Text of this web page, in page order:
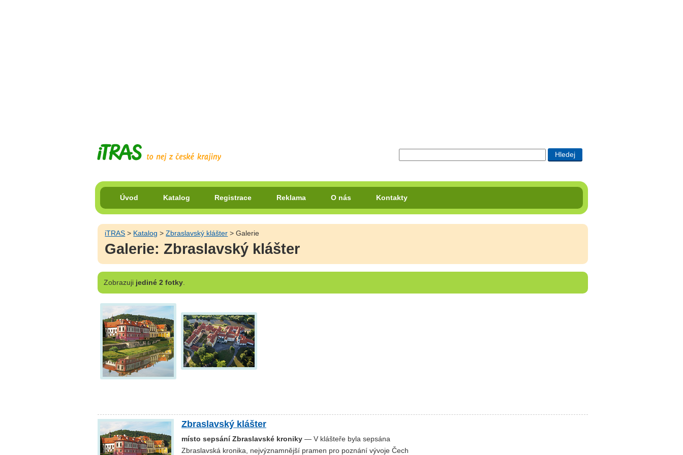
Úvod Katalog Registrace Reklama O nás Kontakty
iTRAS > Katalog >Zbraslavský klášter > Galerie
Galerie: Zbraslavský klášter
Zobrazuji jediné 2 fotky.
Zbraslavský klášter
místo sepsání Zbraslavské kroniky — V klášteře byla sepsána
Zbraslavská kronika, nejvýznamnější pramen pro poznání vývoje Čech